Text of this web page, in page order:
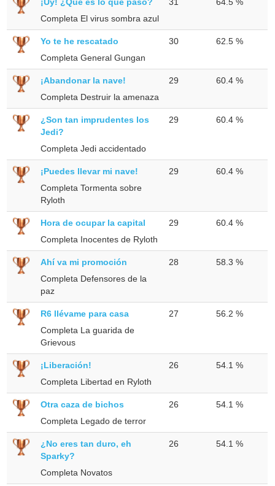
Completa El virus sombra azul
Yo te he rescatado
Completa General Gungan
30 62.5 %
¡Abandonar la nave!
Completa Destruir la amenaza
29 60.4 %
¿Son tan imprudentes los
Jedi?
Completa Jedi accidentado
29 60.4 %
¡Puedes llevar mi nave!
Completa Tormenta sobre
Ryloth
29 60.4 %
Hora de ocupar la capital
Completa Inocentes de Ryloth
29 60.4 %
Ahí va mi promoción
Completa Defensores de la
paz
28 58.3 %
R6 llévame para casa
Completa La guarida de
Grievous
27 56.2 %
¡Liberación!
Completa Libertad en Ryloth
26 54.1 %
Otra caza de bichos
Completa Legado de terror
26 54.1 %
¿No eres tan duro, eh
Sparky?
Completa Novatos
26 54.1 %